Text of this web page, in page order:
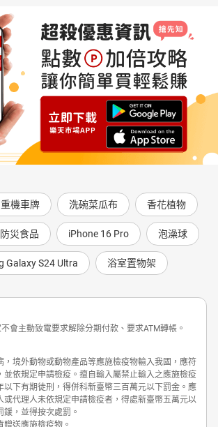
重機車牌 洗碗菜瓜布 香花植物
防災食品 iPhone 16 Pro 泡澡球
Galaxy S24 Ultra 浴室置物架
會主動致電要求解除分期付款、要求ATM轉帳。
，境外動物或動物產品等應施檢疫物輸入我國，應符
並依規定申請檢疫。擅自輸入屬禁止輸入之應施檢疫
以下有期徒刑，得併科新臺幣三百萬元以下罰金。應
或代理人未依規定申請檢疫者，得處新臺幣五萬元以
，並得按次處罰。
送應施檢疫物。